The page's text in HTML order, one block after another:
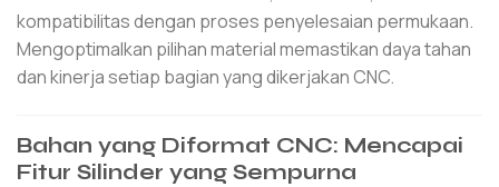
kompatibilitas dengan proses penyelesaian permukaan.
Mengoptimalkan pilihan material memastikan daya tahan
dan kinerja setiap bagian yang dikerjakan CNC.
Bahan yang Diformat CNC: Mencapai
Fitur Silinder yang Sempurna